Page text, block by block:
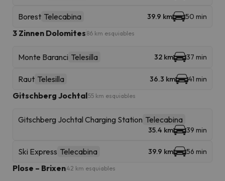
Borest Telecabina 39.9 km 50 min
3 Zinnen Dolomites 86 km esquiables
Monte Baranci Telesilla 32 km 37 min
Raut Telesilla 36.3 km 41 min
Gitschberg Jochtal55 km esquiables
Gitschberg Jochtal Charging Station Telecabina
35.4 km 39 min
Ski Express Telecabina 39.9 km 56 min
Plose – Brixen42 km esquiables